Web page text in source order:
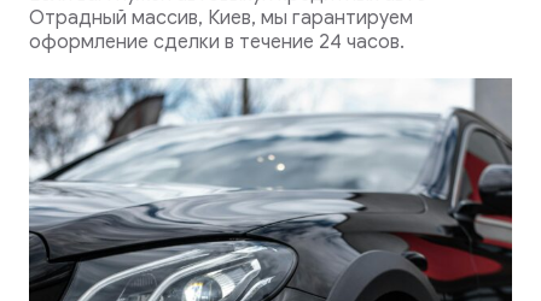
Отрадный массив, Киев, мы гарантируем
оформление сделки в течение 24 часов.